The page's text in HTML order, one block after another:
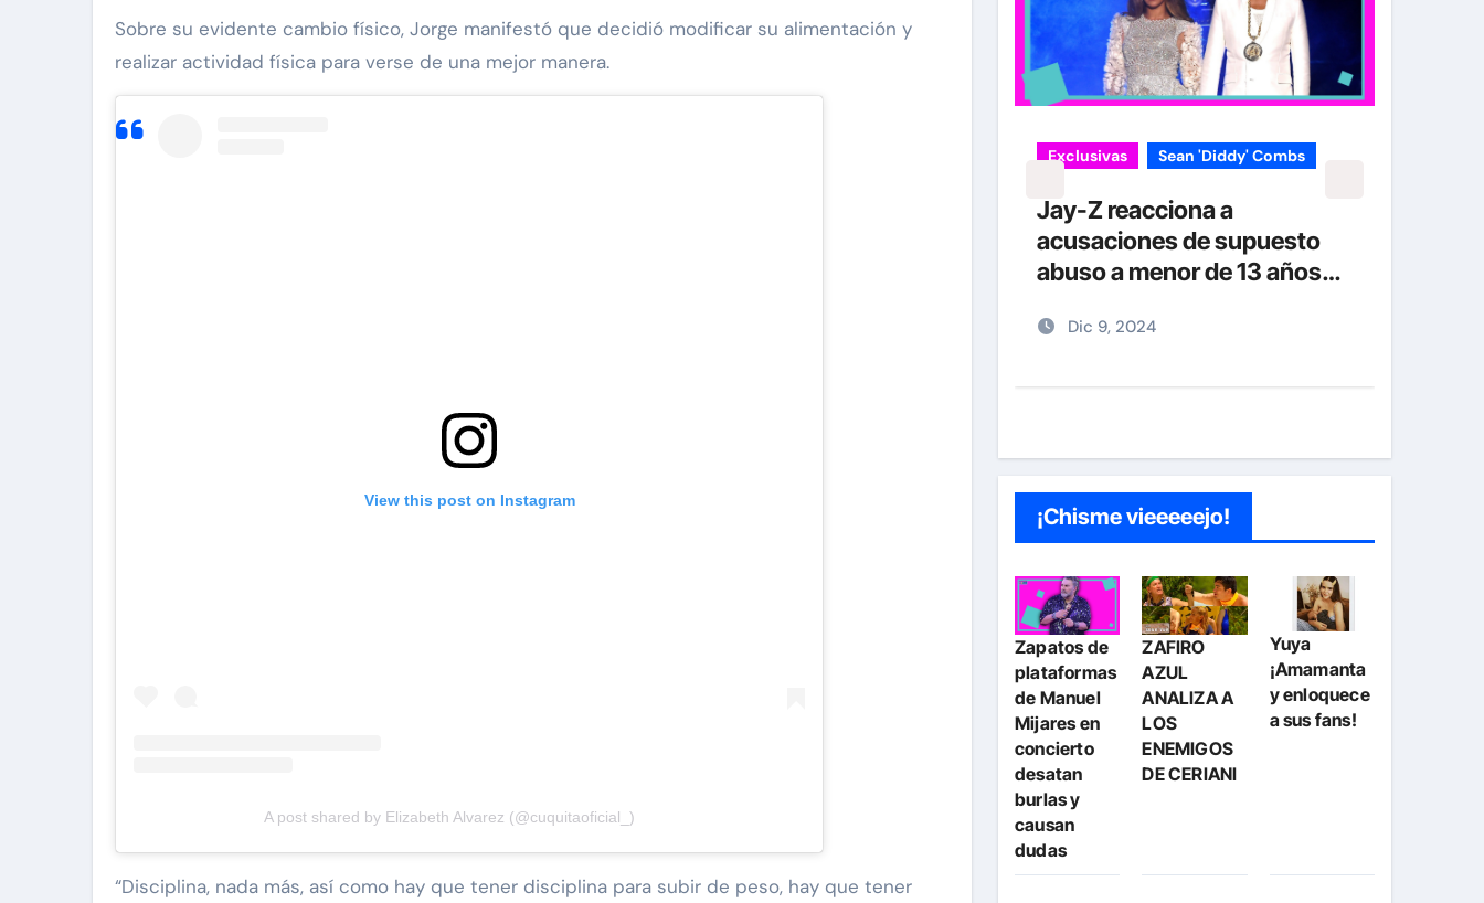
Sobre su evidente cambio físico, Jorge manifestó que decidió modificar su alimentación y
realizar actividad física para verse de una mejor manera.
View this post on Instagram
A post shared by Elizabeth Alvarez (@cuquitaoficial_)
“Disciplina, nada más, así como hay que tener disciplina para subir de peso, hay que tener
Exclusivas Sean 'Diddy' Combs
Jay-Z reacciona a
acusaciones de supuesto
abuso a menor de 13 años
plena fiesta
Dic 9, 2024
¡Chisme vieeeeejo!
Zapatos de
plataformas
de Manuel
Mijares en
concierto
desatan
burlas y
causan
dudas
ZAFIRO
AZUL
ANALIZA A
LOS
ENEMIGOS
DE CERIANI
Yuya
¡Amamanta
y enloquece
a sus fans!